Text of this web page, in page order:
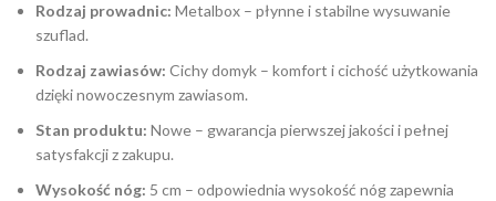
Rodzaj prowadnic: Metalbox – płynne i stabilne wysuwanie
szuflad.
Rodzaj zawiasów: Cichy domyk – komfort i cichość użytkowania
dzięki nowoczesnym zawiasom.
Stan produktu: Nowe – gwarancja pierwszej jakości i pełnej
satysfakcji z zakupu.
Wysokość nóg: 5 cm – odpowiednia wysokość nóg zapewnia